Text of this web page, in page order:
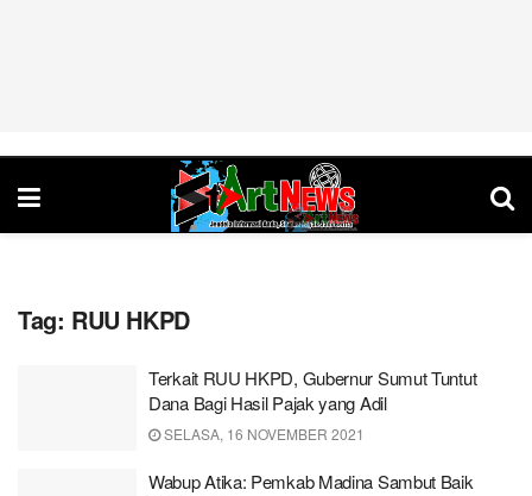
Tag: RUU HKPD
Terkait RUU HKPD, Gubernur Sumut Tuntut
Dana Bagi Hasil Pajak yang Adil
SELASA, 16 NOVEMBER 2021
Wabup Atika: Pemkab Madina Sambut Baik